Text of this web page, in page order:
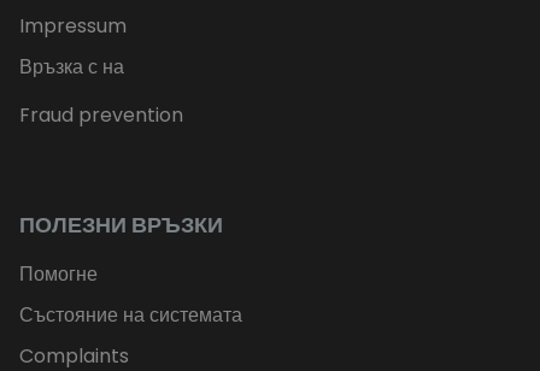
Impressum
Връзка с на
Fraud prevention
ПОЛЕЗНИ ВРЪЗКИ
Помогне
Състояние на системата
Complaints